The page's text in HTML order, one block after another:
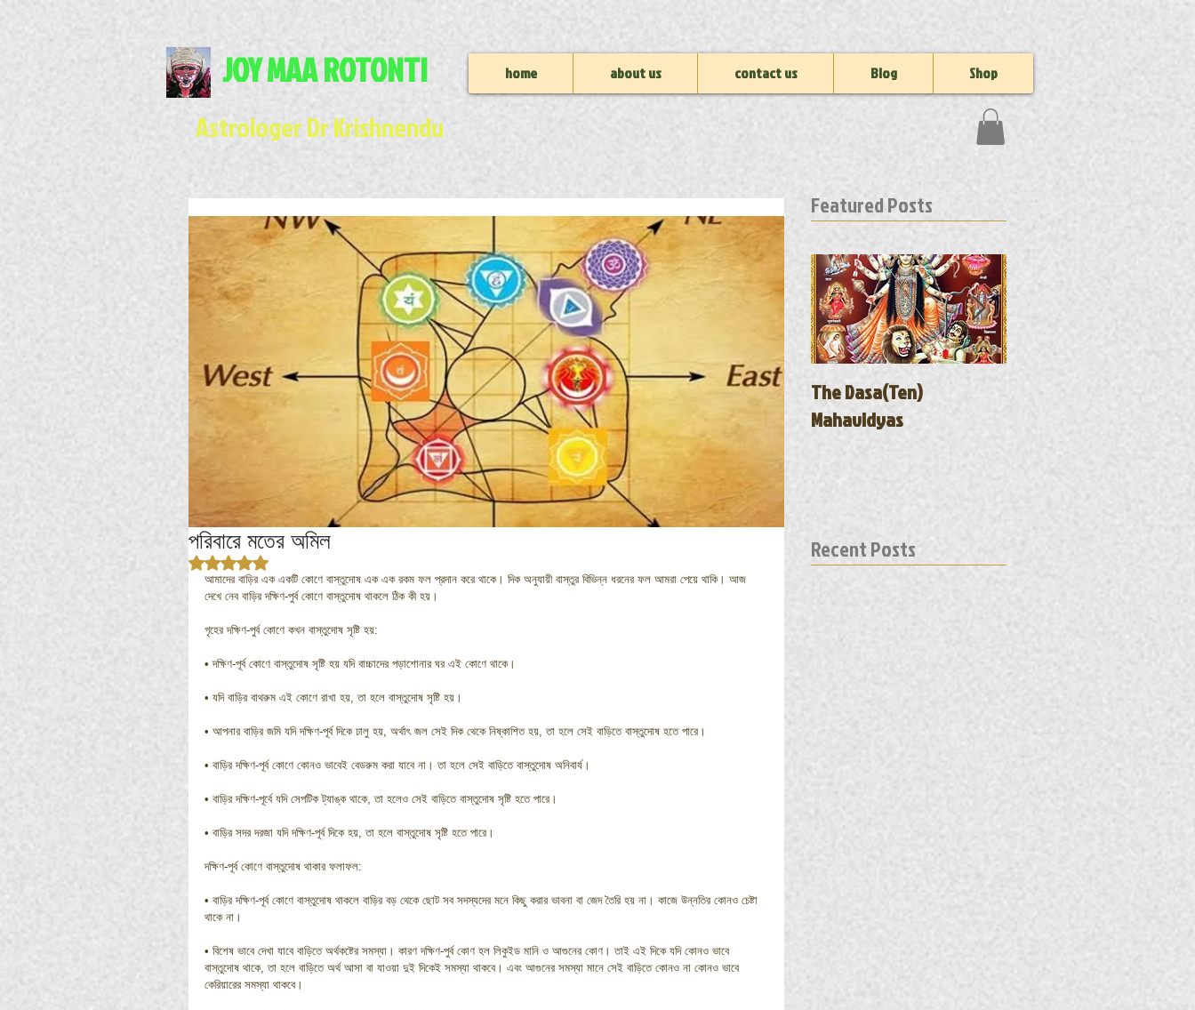
JOY MAA ROTONTI home about us contact us Blog Shop
Astrologer Dr Krishnendu
পরিবারে মতের অমিল
Rated NaN out of 5 stars.
আমাদের বাড়ির এক একটি কোণে বাস্তুদোষ এক এক রকম ফল প্রদান করে থাকে। দিক অনুযায়ী বাস্তুর বিভিন্ন ধরনের ফল আমরা পেয়ে থাকি। আজ
দেখে নেব বাড়ির দক্ষিণ-পুর্ব কোণে বাস্তুদোষ থাকলে ঠিক কী হয়।
গৃহের দক্ষিণ-পুর্ব কোণে কখন বাস্তুদোষ সৃষ্টি হয়:
• দক্ষিণ-পূর্ব কোণে বাস্তুদোষ সৃষ্টি হয় যদি বাচ্চাদের পড়াশোনার ঘর এই কোণে থাকে।
• যদি বাড়ির বাথরুম এই কোণে রাখা হয়, তা হলে বাস্তুদোষ সৃষ্টি হয়।
• আপনার বাড়ির জমি যদি দক্ষিণ-পূর্ব দিকে ঢালু হয়, অর্থাৎ জল সেই দিক থেকে নিষ্কাশিত হয়, তা হলে সেই বাড়িতে বাস্তুদোষ হতে পারে।
• বাড়ির দক্ষিণ-পূর্ব কোণে কোনও ভাবেই বেডরুম করা যাবে না। তা হলে সেই বাড়িতে বাস্তুদোষ অনিবার্য।
• বাড়ির দক্ষিণ-পূর্বে যদি সেপটিক ট্যাঙ্ক থাকে, তা হলেও সেই বাড়িতে বাস্তুদোষ সৃষ্টি হতে পারে।
• বাড়ির সদর দরজা যদি দক্ষিণ-পূর্ব দিকে হয়, তা হলে বাস্তুদোষ সৃষ্টি হতে পারে।
দক্ষিণ-পূর্ব কোণে বাস্তুদোষ থাকার ফলাফল:
• বাড়ির দক্ষিণ-পূর্ব কোণে বাস্তুদোষ থাকলে বাড়ির বড় থেকে ছোট সব সদস্যদের মনে কিছু করার ভাবনা বা জেদ তৈরি হয় না। কাজে উন্নতির কোনও চেষ্টা
থাকে না।
• বিশেষ ভাবে দেখা যাবে বাড়িতে অর্থকষ্টের সমস্যা। কারণ দক্ষিণ-পুর্ব কোণ হল লিকুইড মানি ও আগুনের কোণ। তাই এই দিকে যদি কোনও ভাবে
বাস্তুদোষ থাকে, তা হলে বাড়িতে অর্থ আসা বা যাওয়া দুই দিকেই সমস্যা থাকবে। এবং আগুনের সমস্যা মানে সেই বাড়িতে কোনও না কোনও ভাবে
কেরিয়ারের সমস্যা থাকবে।
Featured Posts
The Dasa(Ten)
Mahavidyas
Where the Saligramas
found and what are
Recent Posts